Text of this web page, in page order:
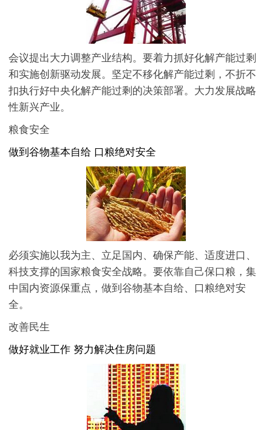
会议提出大力调整产业结构。要着力抓好化解产能过剩
和实施创新驱动发展。坚定不移化解产能过剩，不折不
扣执行好中央化解产能过剩的决策部署。大力发展战略
性新兴产业。
粮食安全
做到谷物基本自给 口粮绝对安全
必须实施以我为主、立足国内、确保产能、适度进口、
科技支撑的国家粮食安全战略。要依靠自己保口粮，集
中国内资源保重点，做到谷物基本自给、口粮绝对安
全。
改善民生
做好就业工作 努力解决住房问题